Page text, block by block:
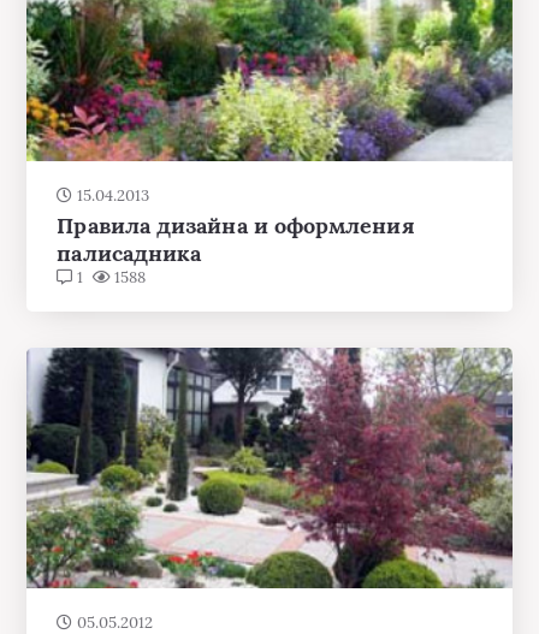
15.04.2013
Правила дизайна и оформления
палисадника
1 1588
05.05.2012